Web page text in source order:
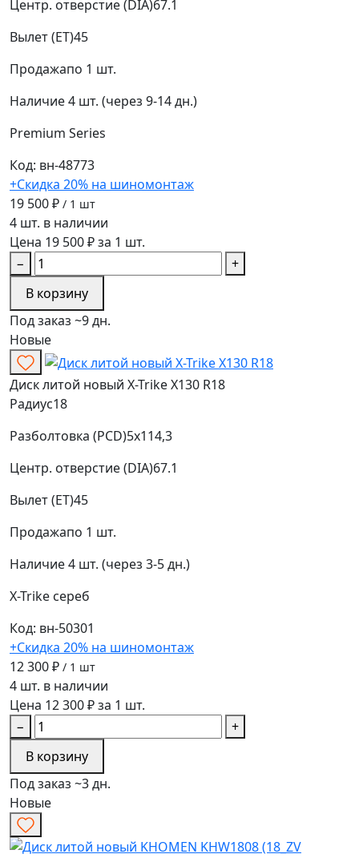
Центр. отверстие (DIA)67.1
Вылет (ET)45
Продажапо 1 шт.
Наличие4 шт. (через 9-14 дн.)
Premium Series
Код: вн-48773
+Скидка 20% на шиномонтаж
19 500 ₽ / 1 шт
4 шт. в наличии
Цена 19 500 ₽ за 1 шт.
−
+
В корзину
Под заказ ~9 дн.
Новые
Диск литой новый X-Trike X130 R18
Радиус18
Разболтовка (PCD)5x114,3
Центр. отверстие (DIA)67.1
Вылет (ET)45
Продажапо 1 шт.
Наличие4 шт. (через 3-5 дн.)
X-Trike сереб
Код: вн-50301
+Скидка 20% на шиномонтаж
12 300 ₽ / 1 шт
4 шт. в наличии
Цена 12 300 ₽ за 1 шт.
−
+
В корзину
Под заказ ~3 дн.
Новые